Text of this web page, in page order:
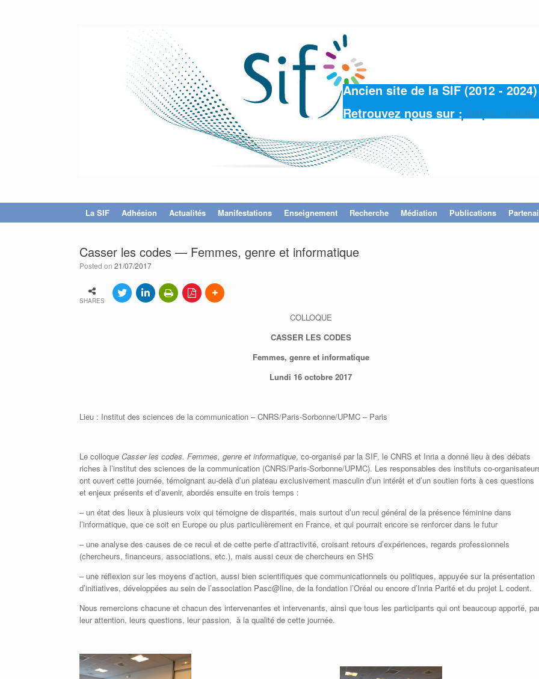
Ancien site de la SIF (2012 -
Retrouvez nous sur : https://
La SIF Adhésion Actualités Manifestations Enseignement Recherche Médiation Publications
Casser les codes — Femmes, genre et informatique
Posted on 21/07/2017
SHARES
COLLOQUE
CASSER LES CODES
Femmes, genre et informatique
Lundi 16 octobre 2017
Lieu : Institut des sciences de la communication – CNRS/Paris-Sorbonne/UPMC – Paris
Le colloque Casser les codes. Femmes, genre et informatique, co-organisé par la SIF, le CNRS et Inria a donné lieu à des débats
riches à l’institut des sciences de la communication (CNRS/Paris-Sorbonne/UPMC). Les responsables des instituts co-
ont ouvert cette journée, témoignant au-delà d’un plateau exclusivement masculin d’un intérêt et d’un soutien forts à ces questions
et enjeux présents et d’avenir, abordés ensuite en trois temps :
– un état des lieux à plusieurs voix qui témoigne de disparités, mais surtout d’un recul général de la présence féminine dans
l’informatique, que ce soit en Europe ou plus particulièrement en France, et qui pourrait encore se renforcer dans le futur
– une analyse des causes de ce recul et de cette perte d’attractivité, croisant retours d’expériences, regards professionnels
(chercheurs, financeurs, associations, etc.), mais aussi ceux de chercheurs en SHS
– une réflexion sur les moyens d’action, aussi bien scientifiques que communicationnels ou politiques, appuyée sur la présentation
d’initiatives, développées au sein de l’association Pasc@line, de la fondation l’Oréal ou encore d’Inria Parité et du projet L codent.
Nous remercions chacune et chacun des intervenantes et intervenants, ainsi que tous les participants qui ont beaucoup apporté,
leur attention, leurs questions, leur passion, à la qualité de cette journée.
Contacter la SIF